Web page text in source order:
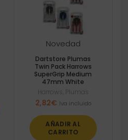
Novedad
Dartstore Plumas
Twin Pack Harrows
SuperGrip Medium
47mm White
Harrows Plumas
2,82€ Iva incluido
AÑADIR AL
CARRITO